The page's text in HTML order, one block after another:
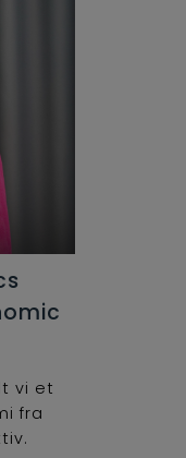
vi et
fra